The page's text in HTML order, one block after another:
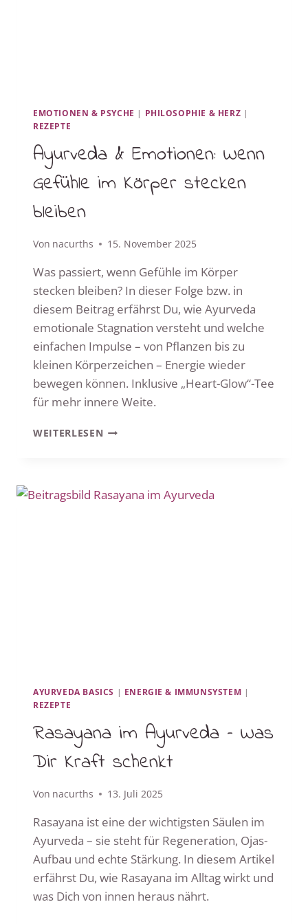
EMOTIONEN & PSYCHE | PHILOSOPHIE & HERZ |
REZEPTE
Ayurveda & Emotionen: Wenn
Gefühle im Körper stecken
bleiben
Von nacurths 15. November 2025
Was passiert, wenn Gefühle im Körper
stecken bleiben? In dieser Folge bzw. in
diesem Beitrag erfährst Du, wie Ayurveda
emotionale Stagnation versteht und welche
einfachen Impulse – von Pflanzen bis zu
kleinen Körperzeichen – Energie wieder
bewegen können. Inklusive „Heart-Glow“-Tee
für mehr innere Weite.
WEITERLESEN AYURVEDA
GEFÜHLE
IM
AYURVEDA BASICS | ENERGIE & IMMUNSYSTEM |
REZEPTE
Rasayana im Ayurveda – Was
Dir Kraft schenkt
Von nacurths 13. Juli 2025
Rasayana ist eine der wichtigsten Säulen im
Ayurveda – sie steht für Regeneration, Ojas-
Aufbau und echte Stärkung. In diesem Artikel
erfährst Du, wie Rasayana im Alltag wirkt und
was Dich von innen heraus nährt.